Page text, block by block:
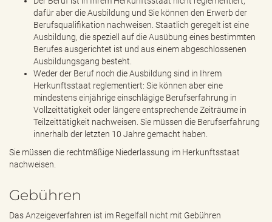
dafür aber die Ausbildung und Sie können den Erwerb der
Berufsqualifikation nachweisen. Staatlich geregelt ist eine
Ausbildung, die speziell auf die Ausübung eines bestimmten
Berufes ausgerichtet ist und aus einem abgeschlossenen
Ausbildungsgang besteht.
Weder der Beruf noch die Ausbildung sind in Ihrem
Herkunftsstaat reglementiert: Sie können aber eine
mindestens einjährige einschlägige Berufserfahrung in
Vollzeittätigkeit oder längere entsprechende Zeiträume in
Teilzeittätigkeit nachweisen. Sie müssen die Berufserfahrung
innerhalb der letzten 10 Jahre gemacht haben.
Sie müssen die rechtmäßige Niederlassung im Herkunftsstaat
nachweisen.
Gebühren
Das Anzeigeverfahren ist im Regelfall nicht mit Gebühren